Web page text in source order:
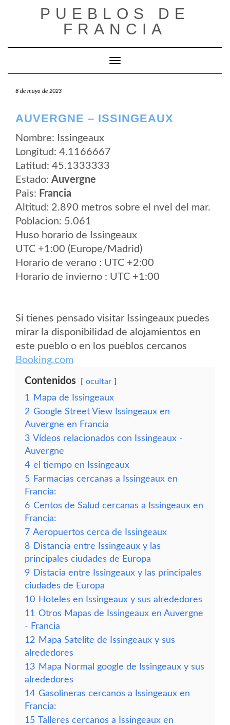
PUEBLOS DE
FRANCIA
Cambiar modo de navegación
8 de mayo de 2023
AUVERGNE – ISSINGEAUX
Nombre: Issingeaux
Longitud: 4.1166667
Latitud: 45.1333333
Estado: Auvergne
Pais: Francia
Altitud: 2.890 metros sobre el nvel del mar.
Poblacion: 5.061
Huso horario de Issingeaux
UTC +1:00 (Europe/Madrid)
Horario de verano : UTC +2:00
Horario de invierno : UTC +1:00
Si tienes pensado visitar Issingeaux puedes
mirar la disponibilidad de alojamientos en
este pueblo o en los pueblos cercanos
Booking.com
Contenidos ocultar
1
Mapa de Issingeaux
2 Google Street View Issingeaux en
Auvergne en Francia
3 Vídeos relacionados con Issingeaux -
Auvergne
4 el tiempo en Issingeaux
5 Farmacias cercanas a Issingeaux en
Francia:
6 Centos de Salud cercanas a Issingeaux en
Francia:
7 Aeropuertos cerca de Issingeaux
8 Distancia entre Issingeaux y las
principales ciudades de Europa
9 Distacia entre Issingeaux y las principales
ciudades de Europa
10 Hoteles en Issingeaux y sus alrededores
11 Otros Mapas de Issingeaux en Auvergne
- Francia
12 Mapa Satelite de Issingeaux y sus
alrededores
13 Mapa Normal google de Issingeaux y sus
alrededores
14 Gasolineras cercanos a Issingeaux en
Francia:
15 Talleres cercanos a Issingeaux en